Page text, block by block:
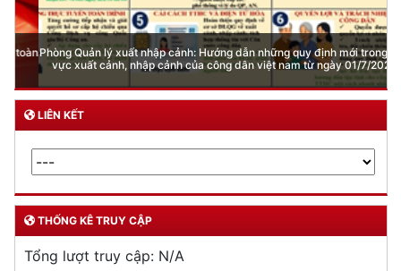
Phòng Quản lý xuất nhập cảnh: Hướng dẫn những quy định mới trong lĩnh
vực xuất cảnh, nhập cảnh của công dân việt nam từ ngày 01/7/2026
LIÊN KẾT
THỐNG KÊ TRUY CẬP
Tổng lượt truy cập: N/A